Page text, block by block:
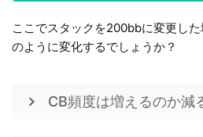
ここでスタックを200bbに変更し
のように変化するでしょうか？
CB頻度は増えるのか減